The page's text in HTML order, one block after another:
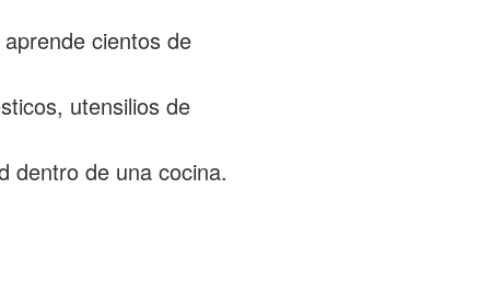
cientos de
utensilios de
dentro de una cocina.